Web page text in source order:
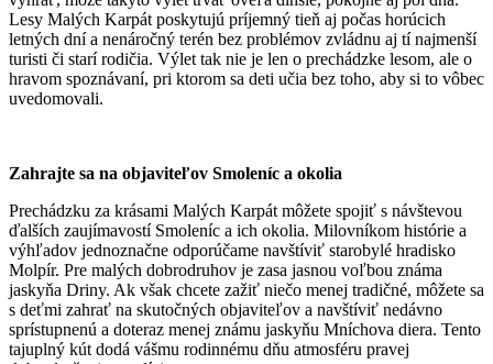
Lesy Malých Karpát poskytujú príjemný tieň aj počas horúcich
letných dní a nenáročný terén bez problémov zvládnu aj tí najmenší
turisti či starí rodičia. Výlet tak nie je len o prechádzke lesom, ale o
hravom spoznávaní, pri ktorom sa deti učia bez toho, aby si to vôbec
uvedomovali.
Zahrajte sa na objaviteľov Smoleníc a okolia
Prechádzku za krásami Malých Karpát môžete spojiť s návštevou
ďalších zaujímavostí Smoleníc a ich okolia. Milovníkom histórie a
výhľadov jednoznačne odporúčame navštíviť starobylé hradisko
Molpír. Pre malých dobrodruhov je zasa jasnou voľbou známa
jaskyňa Driny. Ak však chcete zažiť niečo menej tradičné, môžete sa
s deťmi zahrať na skutočných objaviteľov a navštíviť nedávno
sprístupnenú a doteraz menej známu jaskyňu Mníchova diera. Tento
tajuplný kút dodá vášmu rodinnému dňu atmosféru pravej